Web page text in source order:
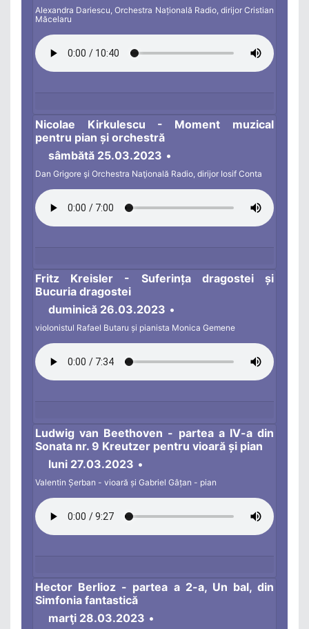
Alexandra Dariescu, Orchestra Națională Radio, dirijor Cristian
Măcelaru
Nicolae Kirkulescu - Moment muzical
pentru pian și orchestră
sâmbătă 25.03.2023 •
Dan Grigore şi Orchestra Naţională Radio, dirijor Iosif Conta
Fritz Kreisler - Suferința dragostei și
Bucuria dragostei
duminică 26.03.2023 •
violonistul Rafael Butaru și pianista Monica Gemene
Ludwig van Beethoven - partea a IV-a din
Sonata nr. 9 Kreutzer pentru vioară și pian
luni 27.03.2023 •
Valentin Șerban - vioară și Gabriel Gâțan - pian
Hector Berlioz - partea a 2-a, Un bal, din
Simfonia fantastică
marţi 28.03.2023 •